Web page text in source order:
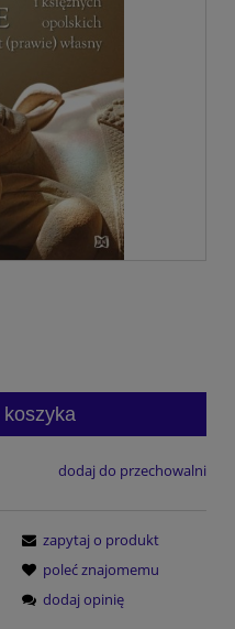
koszyka
dodaj do przechowalni
zapytaj o produkt
poleć znajomemu
dodaj opinię